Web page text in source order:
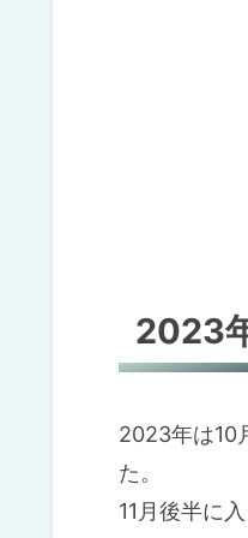
2023
2023年は10
た。
11月後半に